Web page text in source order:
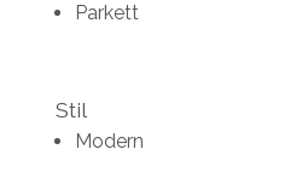
Parkett
Stil
Modern